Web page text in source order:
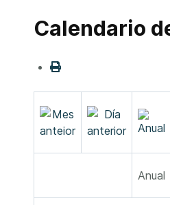
Calendario
Anual